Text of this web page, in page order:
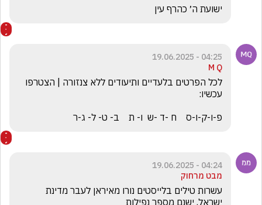
ישועת ה׳ כהרף עין
04:25 - 19.06.2025
M Q
פ-ו-ק-ו-ס    ח -ד -ש  ו- ת    ב- ט- ל- ג-ר
04:24 - 19.06.2025
מבט מרחוק